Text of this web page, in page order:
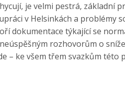
je velmi pestrá, základní
v Helsinkách a problémy
dokumentace týkající se
rozhovorům o
– ke všem třem svazkům této